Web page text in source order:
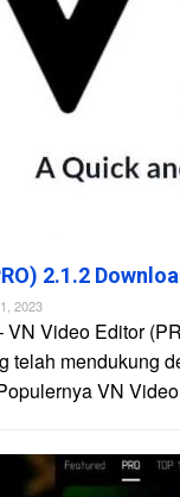
2.1.2
2023
VN Video Editor
telah mendukung
VN